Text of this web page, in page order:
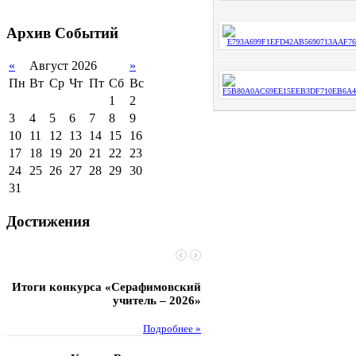
поддержки обучающихся
сотрудничество
Организация питания в
образовательной
организации
Архив Событий
« Август 2026
»
Пн Вт Ср Чт Пт Сб Вс
1
2
3
4 5 6 7 8
9
10
11 12 13 14 15
16
17
18 19 20 21 22 23
24 25 26 27 28 29 30
31
Достижения
Итоги конкурса «Серафимовский
учитель – 2026»
Подробнее »